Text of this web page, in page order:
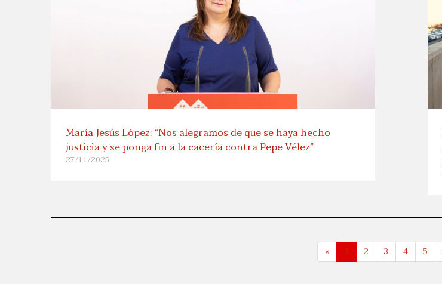
María Jesús López: “Nos alegramos de que se haya hecho
justicia y se ponga fin a la cacería contra Pepe Vélez”
27/11/2025
« 1 2 3 4 5